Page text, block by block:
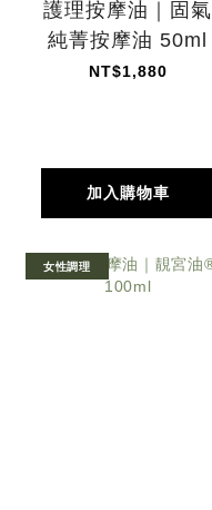
護理按摩油｜固氣
純菁按摩油 50ml
NT$1,880
加入購物車
女性調理